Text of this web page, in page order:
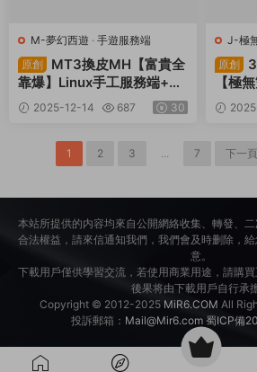
M-夢幻西遊 · 手遊服務端
原創
MT3換皮MH【富貴全
靠爆】Linux手工服務端+安
卓蘋果雙端+GM後台+全套
源碼+視頻架設教程
2025-12-14 687 30
J-極
原創
【極
工服
更+安
1 2 3 ... 7 下一頁
本站所提供的内容均來自公開網絡收集、轉發、
合法權益，請來信通知我們，我們會及時删除，
意。
下載用戶僅供學習交流，若使用商業用途，請購
後果将由下載用戶自行承擔
Copyright © 2012-2025 MiR6.COM All
投訴郵箱： Mail@Mir6.com 蜀ICP備